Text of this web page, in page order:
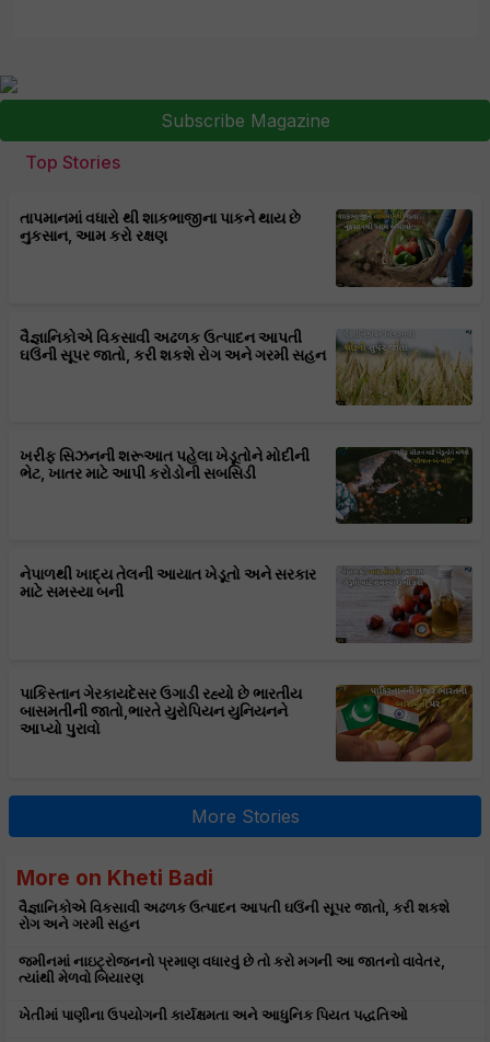
Subscribe Magazine
Top Stories
તાપમાનમાં વધારો થી શાકભાજીના પાકને થાય છે
નુકસાન, આમ કરો રક્ષણ
વૈજ્ઞાનિકોએ વિકસાવી અઢળક ઉત્પાદન આપતી
ઘઉંની સૂપર જાતો, કરી શકશે રોગ અને ગરમી સહન
ખરીફ સિઝનની શરૂઆત પહેલા ખેડૂતોને મોદીની
ભેટ, ખાતર માટે આપી કરોડોની સબસિડી
નેપાળથી ખાદ્ય તેલની આયાત ખેડૂતો અને સરકાર
માટે સમસ્યા બની
પાકિસ્તાન ગેરકાયદેસર ઉગાડી રહ્યો છે ભારતીય
બાસમતીની જાતો,ભારતે યુરોપિયન યુનિયનને
આપ્યો પુરાવો
More Stories
More on Kheti Badi
વૈજ્ઞાનિકોએ વિકસાવી અઢળક ઉત્પાદન આપતી ઘઉંની સૂપર જાતો, કરી શકશે
રોગ અને ગરમી સહન
જમીનમાં નાઇટ્રોજનનો પ્રમાણ વધારવું છે તો કરો મગની આ જાતનો વાવેતર,
ત્યાંથી મેળવો બિયારણ
ખેતીમાં પાણીના ઉપયોગની કાર્યક્ષમતા અને આધુનિક પિયત પદ્ધતિઓ